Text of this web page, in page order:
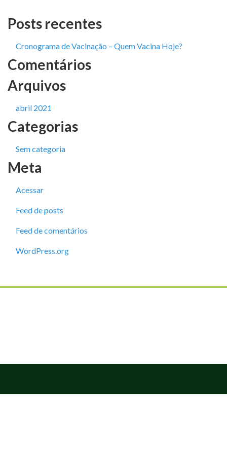
Posts recentes
Cronograma de Vacinação – Quem Vacina Hoje?
Comentários
Arquivos
abril 2021
Categorias
Sem categoria
Meta
Acessar
Feed de posts
Feed de comentários
WordPress.org